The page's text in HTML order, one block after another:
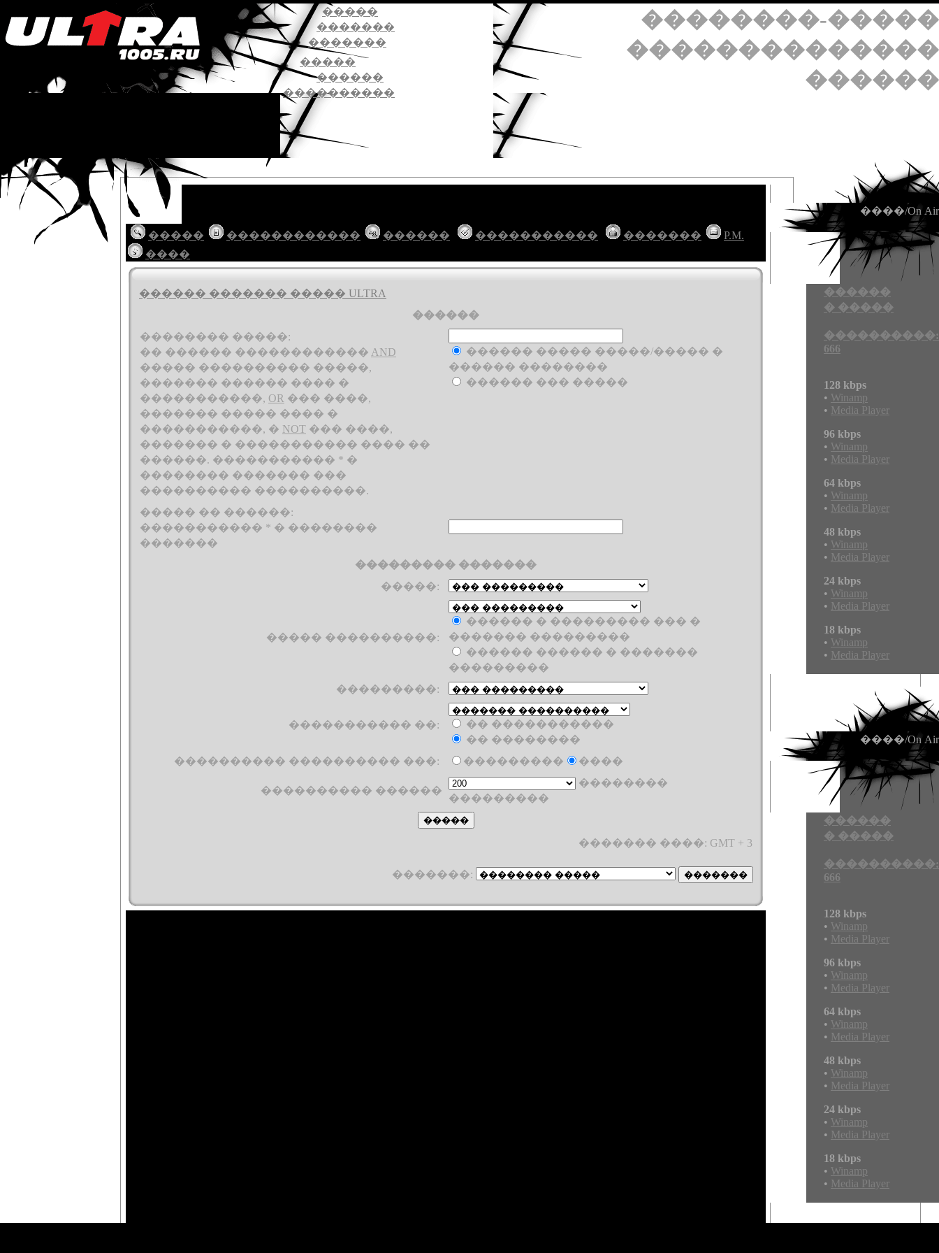
�����
�������
�������
�����
������
����������
��������-�����
��������������
������
����� ������������ ������ ����������� �������
P.M.
����
������ ������� ����� ULTRA
������
�������� �����:
�� ������ ������������ AND
����� ���������� �����,
������� ������ ���� �
�����������, OR ��� ����,
������� ����� ���� �
�����������, � NOT ��� ����,
������� � ����������� ���� ��
������. ����������� * �
�������� ������� ���
���������� ����������.
������ ����� �����/����� �
������ ��������
������ ��� �����
����� �� ������:
����������� * � ��������
�������
��������� �������
�����:
����� ����������:
������ � ��������� ��� �
������� ���������
������ ������ � �������
���������
���������:
����������� ��:
�� �����������
�� ��������
���������� ���������� ���:
��������� ����
���������� ������
��������
���������
������� ����: GMT + 3
�������:
����/On Air
������
� �����
����������:
666
128 kbps
• Winamp
• Media Player
96 kbps
• Winamp
• Media Player
64 kbps
• Winamp
• Media Player
48 kbps
• Winamp
• Media Player
24 kbps
• Winamp
• Media Player
18 kbps
• Winamp
• Media Player
����/On Air
������
� �����
����������:
666
128 kbps
• Winamp
• Media Player
96 kbps
• Winamp
• Media Player
64 kbps
• Winamp
• Media Player
48 kbps
• Winamp
• Media Player
24 kbps
• Winamp
• Media Player
18 kbps
• Winamp
• Media Player